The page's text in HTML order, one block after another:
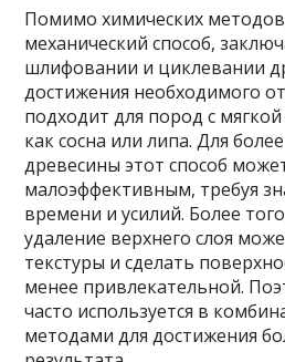
Помимо химических
механический способ,
шлифовании и циклевании
достижения необходимого
подходит для пород с
как сосна или липа. Для
древесины этот способ
малоэффективным, требуя
времени и усилий. Более
удаление верхнего слоя
текстуры и сделать
менее привлекательной.
часто используется в
методами для достижения